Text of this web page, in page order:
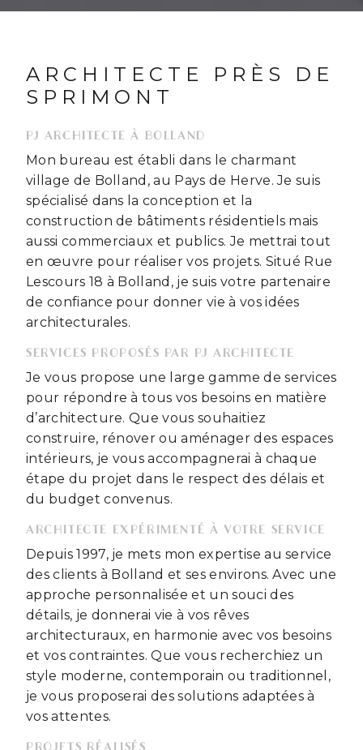
ARCHITECTE PRÈS DE
SPRIMONT
PJ ARCHITECTE À BOLLAND
Mon bureau est établi dans le charmant
village de Bolland, au Pays de Herve. Je suis
spécialisé dans la conception et la
construction de bâtiments résidentiels mais
aussi commerciaux et publics. Je mettrai tout
en œuvre pour réaliser vos projets. Situé Rue
Lescours 18 à Bolland, je suis votre partenaire
de confiance pour donner vie à vos idées
architecturales.
SERVICES PROPOSÉS PAR PJ ARCHITECTE
Je vous propose une large gamme de services
pour répondre à tous vos besoins en matière
d’architecture. Que vous souhaitiez
construire, rénover ou aménager des espaces
intérieurs, je vous accompagnerai à chaque
étape du projet dans le respect des délais et
du budget convenus.
ARCHITECTE EXPÉRIMENTÉ À VOTRE SERVICE
Depuis 1997, je mets mon expertise au service
des clients à Bolland et ses environs. Avec une
approche personnalisée et un souci des
détails, je donnerai vie à vos rêves
architecturaux, en harmonie avec vos besoins
et vos contraintes. Que vous recherchiez un
style moderne, contemporain ou traditionnel,
je vous proposerai des solutions adaptées à
vos attentes.
PROJETS RÉALISÉS